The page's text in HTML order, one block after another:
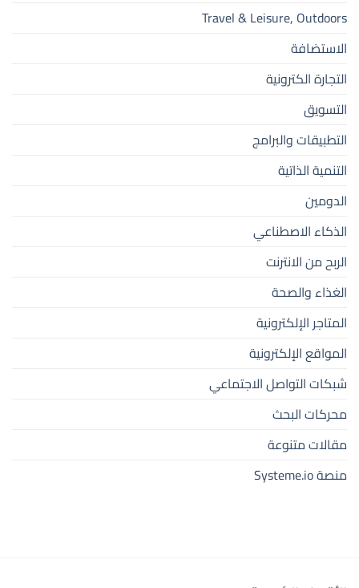
Travel & Leisure, Outdoors
الاستضافة
التجارة الكترونية
التسويق
التطبيقات والبرامج
التنمية الذاتية
الدومين
الذكاء الاصطناعي
الربح من الانترنت
الغذاء والصحة
المتاجر الإلكترونية
المواقع الإلكترونية
شبكات التواصل الاجتماعي
محركات البحث
مقالات متنوعة
منصة Systeme.io